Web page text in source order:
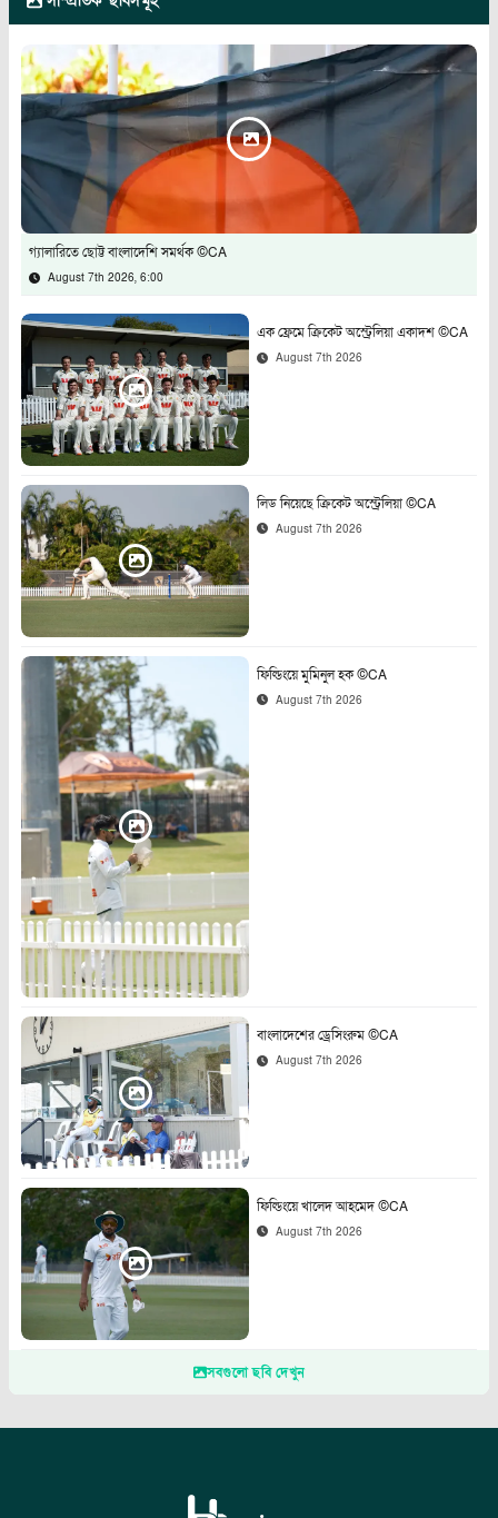
গ্যালারিতে ছোট্ট বাংলাদেশি সমর্থক ©CA
August 7th 2026, 6:00
এক ফ্রেমে ক্রিকেট অস্ট্রেলিয়া একাদশ ©CA
August 7th 2026
লিড নিয়েছে ক্রিকেট অস্ট্রেলিয়া ©CA
August 7th 2026
ফিল্ডিংয়ে মুমিনুল হক ©CA
August 7th 2026
বাংলাদেশের ড্রেসিংরুম ©CA
August 7th 2026
ফিল্ডিংয়ে খালেদ আহমেদ ©CA
August 7th 2026
সবগুলো ছবি দেখুন